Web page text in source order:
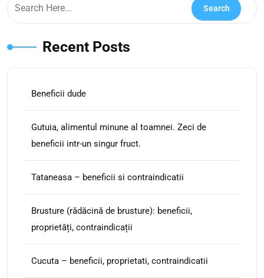
Recent Posts
Beneficii dude
Gutuia, alimentul minune al toamnei. Zeci de
beneficii intr-un singur fruct.
Tataneasa – beneficii si contraindicatii
Brusture (rădăcină de brusture): beneficii,
proprietăți, contraindicații
Cucuta – beneficii, proprietati, contraindicatii